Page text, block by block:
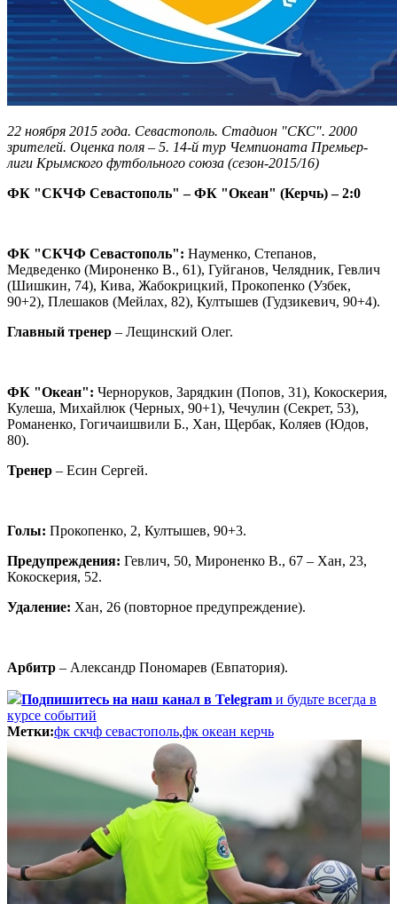
22 ноября 2015 года. Севастополь. Стадион "СКС". 2000
зрителей. Оценка поля – 5. 14-й тур Чемпионата Премьер-
лиги Крымского футбольного союза (сезон-2015/16)
ФК "СКЧФ Севастополь" – ФК "Океан" (Керчь) – 2:0
ФК "СКЧФ Севастополь": Науменко, Степанов,
Медведенко (Мироненко В., 61), Гуйганов, Челядник, Гевлич
(Шишкин, 74), Кива, Жабокрицкий, Прокопенко (Узбек,
90+2), Плешаков (Мейлах, 82), Култышев (Гудзикевич, 90+4).
Главный тренер – Лещинский Олег.
ФК "Океан": Черноруков, Зарядкин (Попов, 31), Кокоскерия,
Кулеша, Михайлюк (Черных, 90+1), Чечулин (Секрет, 53),
Романенко, Гогичаишвили Б., Хан, Щербак, Коляев (Юдов,
80).
Тренер – Есин Сергей.
Голы: Прокопенко, 2, Култышев, 90+3.
Предупреждения: Гевлич, 50, Мироненко В., 67 – Хан, 23,
Кокоскерия, 52.
Удаление: Хан, 26 (повторное предупреждение).
Арбитр – Александр Пономарев (Евпатория).
Подпишитесь на наш канал в Telegram и будьте всегда в
курсе событий
Метки:фк скчф севастополь,фк океан керчь